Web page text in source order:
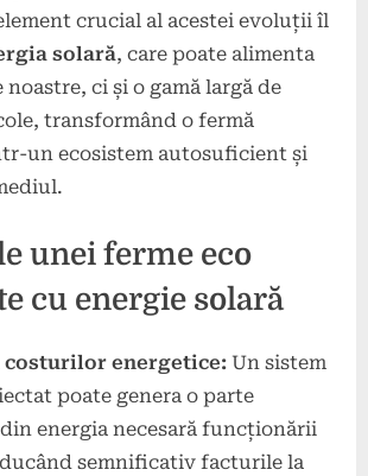
crucial al acestei evoluții îl
solară, care poate alimenta
noastre, ci și o gamă largă de
transformând o fermă
un ecosistem autosuficient și
unei ferme eco
cu energie solară
costurilor energetice: Un sistem
poate genera o parte
energia necesară funcționării
semnificativ facturile la